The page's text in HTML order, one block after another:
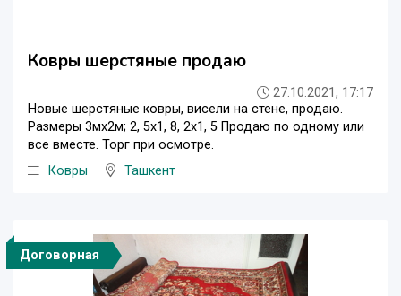
Ковры шерстяные продаю
27.10.2021, 17:17
Новые шерстяные ковры, висели на стене, продаю.
Размеры 3мх2м; 2, 5х1, 8, 2х1, 5 Продаю по одному или
все вместе. Торг при осмотре.
Ковры
Ташкент
Договорная